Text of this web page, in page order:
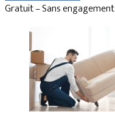
Gratuit – Sans engagement